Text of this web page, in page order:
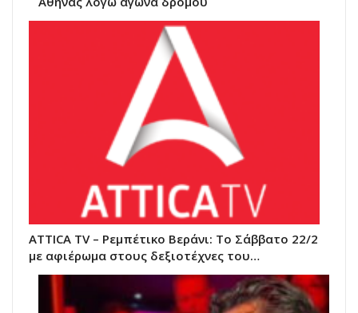
ATTICA TV – Ρεμπέτικο Βεράνι: Το Σάββατο 22/2
με αφιέρωμα στους δεξιοτέχνες του…